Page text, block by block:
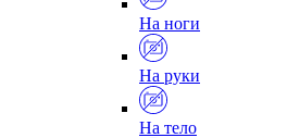
На ноги
На руки
На тело